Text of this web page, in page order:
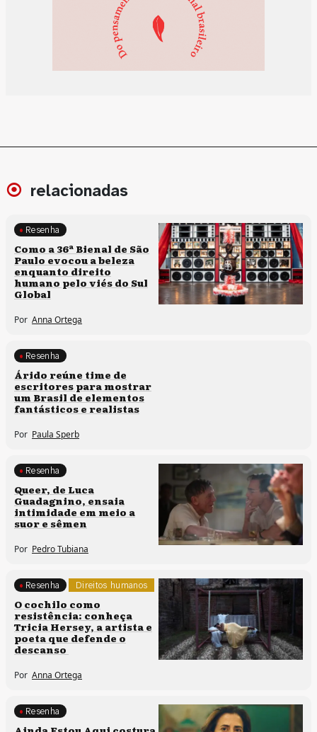
relacionadas
Processos artísticos
Resenha
Como a 36ª Bienal de São
Paulo evocou a beleza
enquanto direito
humano pelo viés do Sul
Global
Por Anna Ortega
Processos artísticos
Resenha
Árido reúne time de
escritores para mostrar
um Brasil de elementos
fantásticos e realistas
Por Paula Sperb
Processos artísticos
Resenha
Queer, de Luca
Guadagnino, ensaia
intimidade em meio a
suor e sêmen
Por Pedro Tubiana
Direitos humanos
Resenha
O cochilo como
resistência: conheça
Tricia Hersey, a artista e
poeta que defende o
descanso
Por Anna Ortega
Memória e patrimônio
Resenha